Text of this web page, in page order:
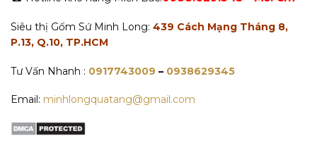
Siêu thị Gốm Sứ Minh Long: 439 Cách Mạng Tháng 8,
P.13, Q.10, TP.HCM
Tư Vấn Nhanh : 0917743009 – 0938629345
Email: minhlongquatang@gmail.com